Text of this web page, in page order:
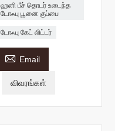
ஹனி பீச் தொடர் உடைந்த
டோஃபு பூனை குப்பை
டோஃபு கேட் லிட்டர்
 Email
விவரங்கள்